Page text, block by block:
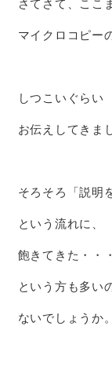
さてさて、ここ
マイクロコピー
しつこいぐらい
お伝えしてきま
そろそろ「説明
という流れに、
飽きてきた・・
という方も多い
ないでしょうか。